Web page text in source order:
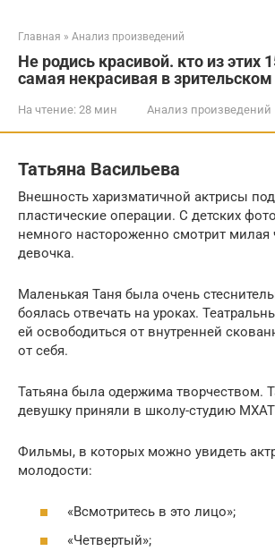
Главная » Анализ произведений
Не родись красивой. кто из этих
самая некрасивая в зрительском
На чтение: 28 мин Анализ произведений
Татьяна Васильева
Внешность харизматичной актрисы
пластические операции. С детских
немного настороженно смотрит милая
девочка.
Маленькая Таня была очень
боялась отвечать на уроках.
ей освободиться от внутренней
от себя.
Татьяна была одержима творчеством.
девушку приняли в школу-студию
Фильмы, в которых можно увидеть
молодости:
«Всмотритесь в это лицо»;
«Четвертый»;